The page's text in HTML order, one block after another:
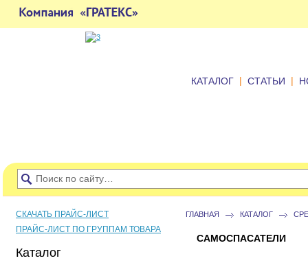
КАТАЛОГ | СТАТЬИ |
ГЛАВНАЯ КАТАЛОГ
САМОСПАСАТЕЛИ
СКАЧАТЬ ПРАЙС-ЛИСТ
ПРАЙС-ЛИСТ ПО ГРУППАМ ТОВАРА
Каталог